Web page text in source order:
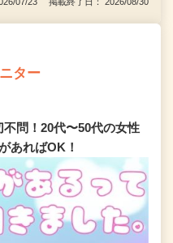
07/23 掲載終了日： 2026/08/30
ター
問！20代〜50代の女性
あればOK！